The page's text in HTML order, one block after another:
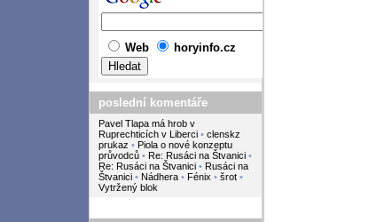
Web horyinfo.cz
poslední komentáře
Pavel Tlapa má hrob v
Ruprechticích v Liberci • clenskz
prukaz • Piola o nové konzeptu
průvodců • Re: Rusáci na Štvanici •
Re: Rusáci na Štvanici • Rusáci na
Štvanici • Nádhera • Fénix • šrot •
Vytržený blok